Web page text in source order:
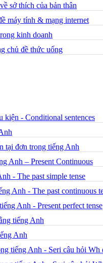
sở thích của bản thân
máy tính & mạng internet
kinh doanh
chủ đề thức uống
kiện - Conditional sentences
tại đơn trong tiếng Anh
Anh – Present Continuous
- The past simple tense
Anh - The past continuous
Anh - Present perfect tense
tiếng Anh
Anh
tiếng Anh - Seri câu hỏi Wh